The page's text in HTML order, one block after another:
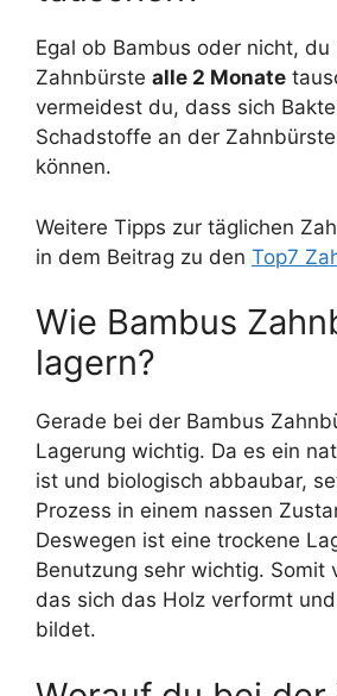
Egal ob Bambus oder nicht,
Zahnbürste alle 2 Monate
vermeidest du, dass sich
Schadstoffe an der
können.
Weitere Tipps zur täglichen
in dem Beitrag zu den Top7
Wie Bambus
lagern?
Gerade bei der Bambus
Lagerung wichtig. Da es ein
ist und biologisch abbaubar,
Prozess in einem nassen
Deswegen ist eine trockene
Benutzung sehr wichtig. Somit
das sich das Holz verformt
bildet.